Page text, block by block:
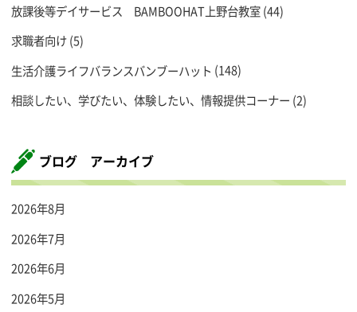
放課後等デイサービス BAMBOOHAT上野台教室(44)
求職者向け(5)
生活介護ライフバランスバンブーハット (148)
相談したい、学びたい、体験したい、情報提供コーナー (2)
ブログ アーカイブ
2026年8月
2026年7月
2026年6月
2026年5月